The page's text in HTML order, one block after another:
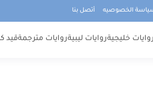
الخصوصيه أتصل بنا
روايات خليجيةروايات ليبيةروايات مترجمةقيد